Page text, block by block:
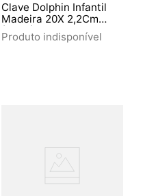
Clave Dolphin Infantil
Madeira 20X 2,2Cm
(8893)
Produto indisponível